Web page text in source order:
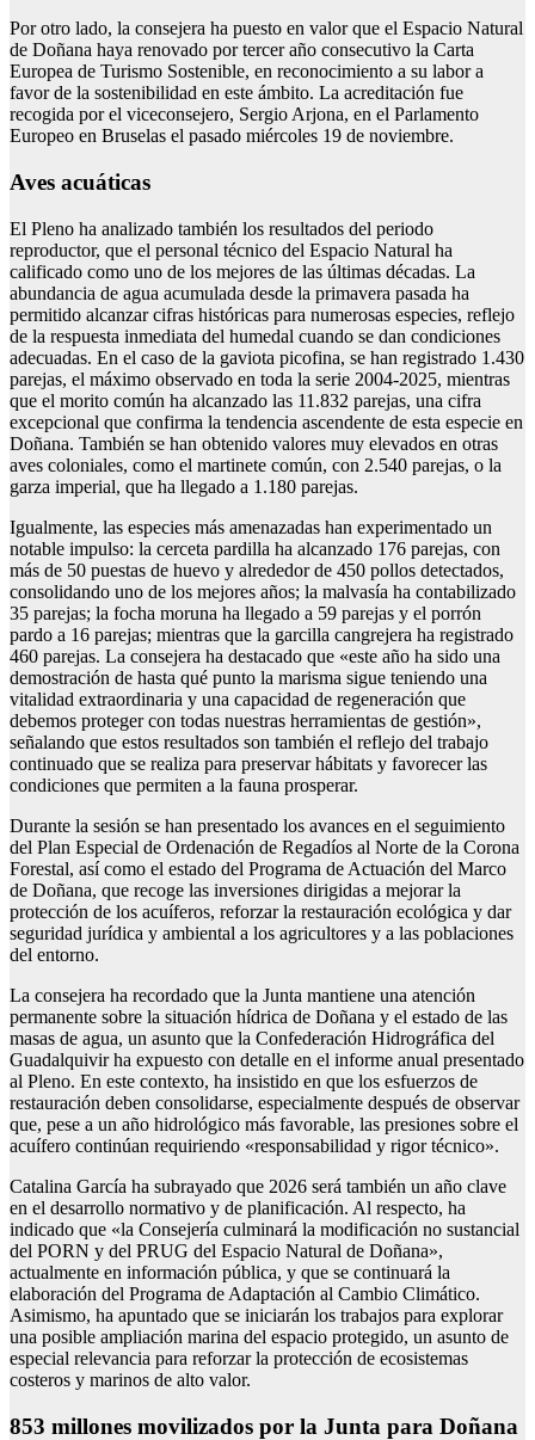
Por otro lado, la consejera ha puesto en valor que el Espacio Natural
de Doñana haya renovado por tercer año consecutivo la Carta
Europea de Turismo Sostenible, en reconocimiento a su labor a
favor de la sostenibilidad en este ámbito. La acreditación fue
recogida por el viceconsejero, Sergio Arjona, en el Parlamento
Europeo en Bruselas el pasado miércoles 19 de noviembre.
Aves acuáticas
El Pleno ha analizado también los resultados del periodo
reproductor, que el personal técnico del Espacio Natural ha
calificado como uno de los mejores de las últimas décadas. La
abundancia de agua acumulada desde la primavera pasada ha
permitido alcanzar cifras históricas para numerosas especies, reflejo
de la respuesta inmediata del humedal cuando se dan condiciones
adecuadas. En el caso de la gaviota picofina, se han registrado 1.430
parejas, el máximo observado en toda la serie 2004-2025, mientras
que el morito común ha alcanzado las 11.832 parejas, una cifra
excepcional que confirma la tendencia ascendente de esta especie en
Doñana. También se han obtenido valores muy elevados en otras
aves coloniales, como el martinete común, con 2.540 parejas, o la
garza imperial, que ha llegado a 1.180 parejas.
Igualmente, las especies más amenazadas han experimentado un
notable impulso: la cerceta pardilla ha alcanzado 176 parejas, con
más de 50 puestas de huevo y alrededor de 450 pollos detectados,
consolidando uno de los mejores años; la malvasía ha contabilizado
35 parejas; la focha moruna ha llegado a 59 parejas y el porrón
pardo a 16 parejas; mientras que la garcilla cangrejera ha registrado
460 parejas. La consejera ha destacado que «este año ha sido una
demostración de hasta qué punto la marisma sigue teniendo una
vitalidad extraordinaria y una capacidad de regeneración que
debemos proteger con todas nuestras herramientas de gestión»,
señalando que estos resultados son también el reflejo del trabajo
continuado que se realiza para preservar hábitats y favorecer las
condiciones que permiten a la fauna prosperar.
Durante la sesión se han presentado los avances en el seguimiento
del Plan Especial de Ordenación de Regadíos al Norte de la Corona
Forestal, así como el estado del Programa de Actuación del Marco
de Doñana, que recoge las inversiones dirigidas a mejorar la
protección de los acuíferos, reforzar la restauración ecológica y dar
seguridad jurídica y ambiental a los agricultores y a las poblaciones
del entorno.
La consejera ha recordado que la Junta mantiene una atención
permanente sobre la situación hídrica de Doñana y el estado de las
masas de agua, un asunto que la Confederación Hidrográfica del
Guadalquivir ha expuesto con detalle en el informe anual presentado
al Pleno. En este contexto, ha insistido en que los esfuerzos de
restauración deben consolidarse, especialmente después de observar
que, pese a un año hidrológico más favorable, las presiones sobre el
acuífero continúan requiriendo «responsabilidad y rigor técnico».
Catalina García ha subrayado que 2026 será también un año clave
en el desarrollo normativo y de planificación. Al respecto, ha
indicado que «la Consejería culminará la modificación no sustancial
del PORN y del PRUG del Espacio Natural de Doñana»,
actualmente en información pública, y que se continuará la
elaboración del Programa de Adaptación al Cambio Climático.
Asimismo, ha apuntado que se iniciarán los trabajos para explorar
una posible ampliación marina del espacio protegido, un asunto de
especial relevancia para reforzar la protección de ecosistemas
costeros y marinos de alto valor.
853 millones movilizados por la Junta para Doñana